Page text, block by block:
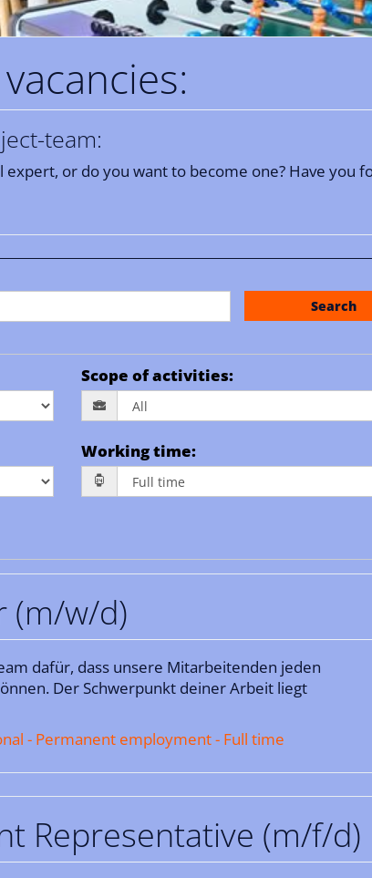
team:
expert, or do you want to become one? Have you
Search
Scope of activities:
Working time:
(m/w/d)
dafür, dass unsere Mitarbeitenden jeden
Der Schwerpunkt deiner Arbeit liegt
- Permanent employment - Full time
Representative (m/f/d)